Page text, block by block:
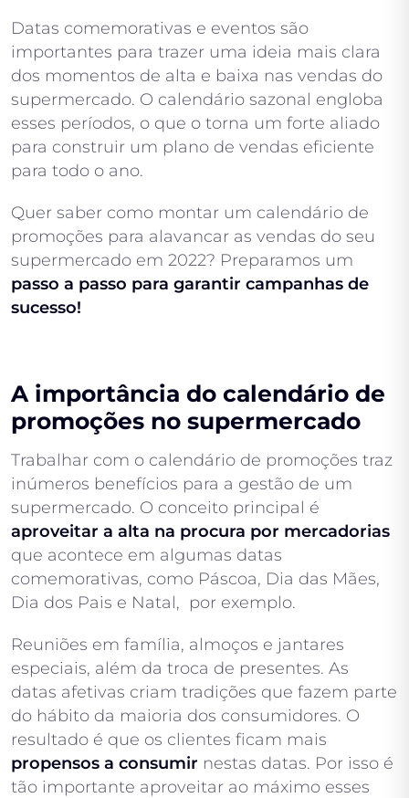
Datas comemorativas e eventos são
importantes para trazer uma ideia mais clara
dos momentos de alta e baixa nas vendas do
supermercado. O calendário sazonal engloba
esses períodos, o que o torna um forte aliado
para construir um plano de vendas eficiente
para todo o ano.
Quer saber como montar um calendário de
promoções para alavancar as vendas do seu
supermercado em 2022? Preparamos um
passo a passo para garantir campanhas de
sucesso!
A importância do calendário de
promoções no supermercado
Trabalhar com o calendário de promoções traz
inúmeros benefícios para a gestão de um
supermercado. O conceito principal é
aproveitar a alta na procura por mercadorias
que acontece em algumas datas
comemorativas, como Páscoa, Dia das Mães,
Dia dos Pais e Natal, por exemplo.
Reuniões em família, almoços e jantares
especiais, além da troca de presentes. As
datas afetivas criam tradições que fazem parte
do hábito da maioria dos consumidores. O
resultado é que os clientes ficam mais
propensos a consumir nestas datas. Por isso é
tão importante aproveitar ao máximo esses